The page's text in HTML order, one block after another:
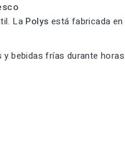
La Polys está fabricada en
bebidas frías durante